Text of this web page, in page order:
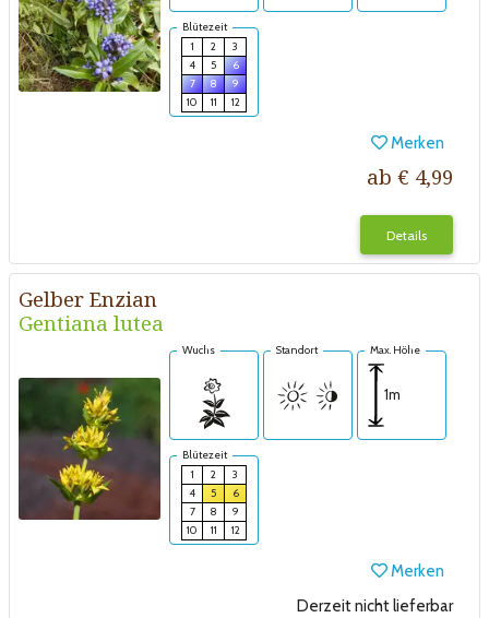
Blütezeit
1
2
3
4
5
6
7
8
9
10
11 12
Merken
ab € 4,99
Details
Gelber Enzian
Gentiana lutea
Wuchs Standort Max. Höhe
1m
Blütezeit
1
2
3
4
5
6
7
8
9
10
11 12
Merken
Derzeit nicht lieferbar